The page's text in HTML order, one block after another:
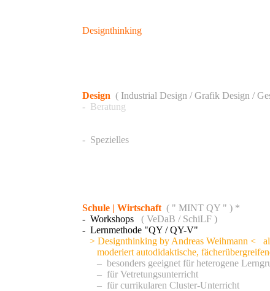
Designthinking
Design ( Industrial Design / Grafik Design /
- Beratung
- Spezielles
Schule | Wirtschaft ( " MINT QY " ) *
-Workshops( VeDaB / SchiLF )
- Lernmethode "QY / QY-V"
> Designthinking by Andreas Weihmann <
moderiert autodidaktische,
– besonders geeignet für heterogene
– für Vetretungsunterricht
– für currikularen Cluster-Unterricht